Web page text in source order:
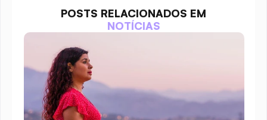
POSTS RELACIONADOS EM
NOTÍCIAS